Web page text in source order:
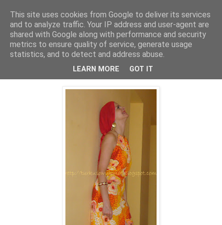
07 czerwca 2010
Wariacje na temat lata:))
This site uses cookies from Google to deliver its services
and to analyze traffic. Your IP address and user-agent are
shared with Google along with performance and security
metrics to ensure quality of service, generate usage
statistics, and to detect and address abuse.
LEARN MORE GOT IT